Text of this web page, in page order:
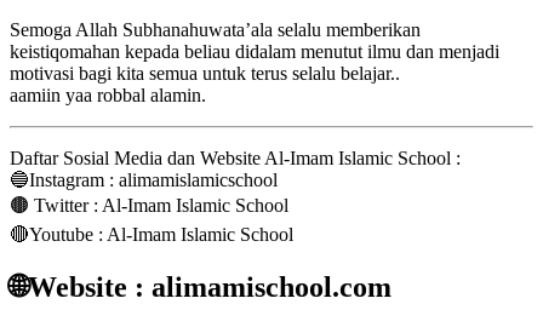
Semoga Allah Subhanahuwata’ala selalu memberikan
keistiqomahan kepada beliau didalam menutut ilmu dan menjadi
motivasi bagi kita semua untuk terus selalu belajar..
aamiin yaa robbal alamin.
Daftar Sosial Media dan Website Al-Imam Islamic School :
🔵Instagram : alimamislamicschool
🟤 Twitter : Al-Imam Islamic School
🔴Youtube : Al-Imam Islamic School
🌐Website : alimamischool.com